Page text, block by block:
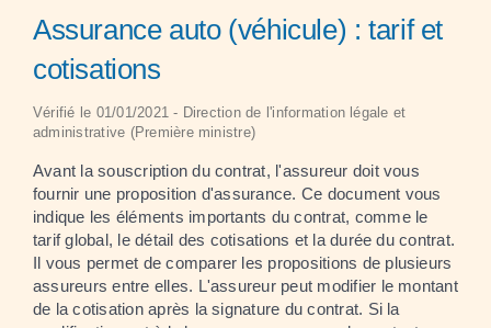
Assurance auto (véhicule) : tarif et
cotisations
Vérifié le 01/01/2021 - Direction de l'information légale et
administrative (Première ministre)
Avant la souscription du contrat, l'assureur doit vous
fournir une proposition d'assurance. Ce document vous
indique les éléments importants du contrat, comme le
tarif global, le détail des cotisations et la durée du contrat.
Il vous permet de comparer les propositions de plusieurs
assureurs entre elles. L'assureur peut modifier le montant
de la cotisation après la signature du contrat. Si la